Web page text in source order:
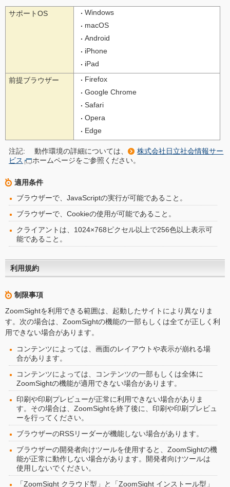
サポートOS
Windows
macOS
Android
iPhone
iPad
前提ブラウザー
Firefox
Google Chrome
Safari
Opera
Edge
注記: 動作環境の詳細については、
株式会社日立社会情報サー
ビス
ホームページをご参照ください。
適用条件
ブラウザーで、JavaScriptの実行が可能であること。
ブラウザーで、Cookieの使用が可能であること。
クライアントは、1024×768ピクセル以上で256色以上表示可
能であること。
利用規約
制限事項
ZoomSightを利用できる範囲は、起動したサイトにより異なりま
す。次の場合は、ZoomSightの機能の一部もしくは全てが正しく利
用できない場合があります。
コンテンツによっては、画面のレイアウトや表示が崩れる場
合があります。
コンテンツによっては、コンテンツの一部もしくは全体に
ZoomSightの機能が適用できない場合があります。
印刷や印刷プレビューが正常に利用できない場合がありま
す。その場合は、ZoomSightを終了後に、印刷や印刷プレビュ
ーを行ってください。
ブラウザーのRSSリーダーが機能しない場合があります。
ブラウザーの開発者向けツールを使用すると、ZoomSightの機
能が正常に動作しない場合があります。開発者向けツールは
使用しないでください。
「ZoomSight クラウド型」と「ZoomSight インストール型」